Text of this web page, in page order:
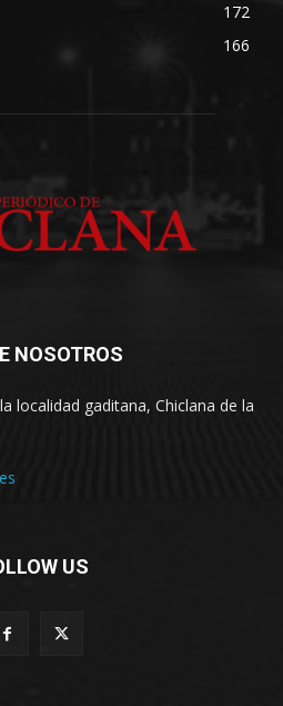
172
166
NOSOTROS
localidad gaditana, Chiclana de la
US